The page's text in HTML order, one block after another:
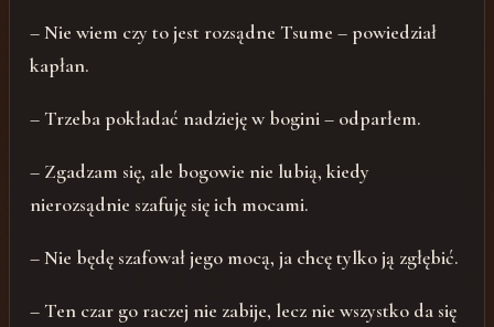
– Nie wiem czy to jest rozsądne Tsume – powiedział
kapłan.
– Trzeba pokładać nadzieję w bogini – odparłem.
– Zgadzam się, ale bogowie nie lubią, kiedy
nierozsądnie szafuję się ich mocami.
– Nie będę szafował jego mocą, ja chcę tylko ją zgłębić.
– Ten czar go raczej nie zabije, lecz nie wszystko da się